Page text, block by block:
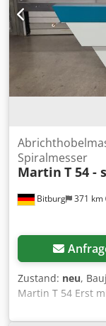
Bitburg 371 km
Spiralmesser
Martin T 54 -
Zustand: neu,
Martin T 54 Erst
schaffen Sie
dieser